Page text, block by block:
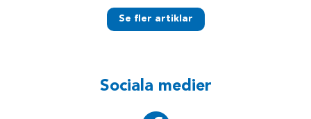
Se fler artiklar
Sociala medier